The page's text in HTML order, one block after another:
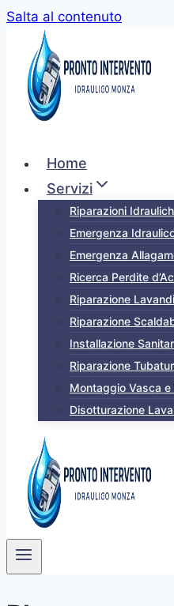
Salta al contenuto
Home
Servizi
Riparazioni
Emergenza
Emergenza
Ricerca Perdite
Riparazione
Riparazione
Installazione
Riparazione
Montaggio Vasca e
Disotturazione